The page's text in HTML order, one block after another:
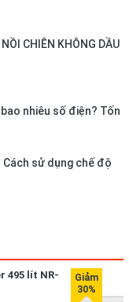
CHIÊN KHÔNG DẦU
nhiêu số điện? Tốn
Cách sử dụng chế độ
495 lít NR-